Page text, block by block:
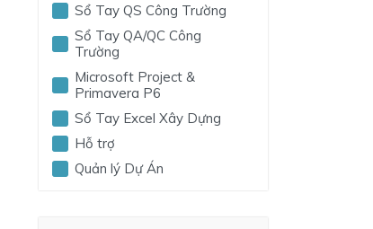
Sổ Tay QS Công Trường
Sổ Tay QA/QC Công
Trường
Microsoft Project &
Primavera P6
Sổ Tay Excel Xây Dựng
Hỗ trợ
Quản lý Dự Án